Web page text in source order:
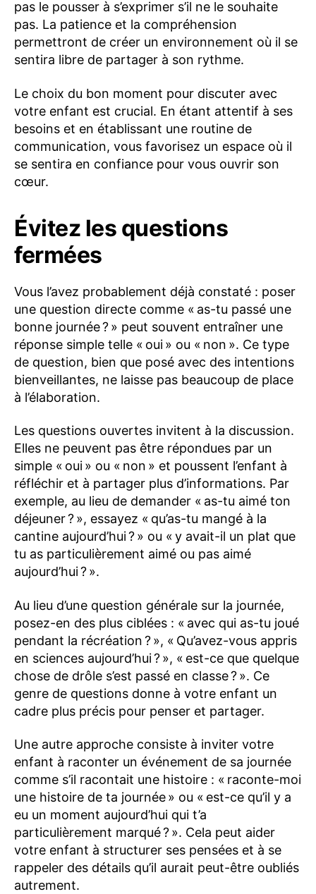
pas le pousser à s’exprimer s’il ne le souhaite
pas. La patience et la compréhension
permettront de créer un environnement où il se
sentira libre de partager à son rythme.
Le choix du bon moment pour discuter avec
votre enfant est crucial. En étant attentif à ses
besoins et en établissant une routine de
communication, vous favorisez un espace où il
se sentira en confiance pour vous ouvrir son
cœur.
Évitez les questions
fermées
Vous l’avez probablement déjà constaté : poser
une question directe comme « as-tu passé une
bonne journée ? » peut souvent entraîner une
réponse simple telle « oui » ou « non ». Ce type
de question, bien que posé avec des intentions
bienveillantes, ne laisse pas beaucoup de place
à l’élaboration.
Les questions ouvertes invitent à la discussion.
Elles ne peuvent pas être répondues par un
simple « oui » ou « non » et poussent l’enfant à
réfléchir et à partager plus d’informations. Par
exemple, au lieu de demander « as-tu aimé ton
déjeuner ? », essayez « qu’as-tu mangé à la
cantine aujourd’hui ? » ou « y avait-il un plat que
tu as particulièrement aimé ou pas aimé
aujourd’hui ? ».
Au lieu d’une question générale sur la journée,
posez-en des plus ciblées : « avec qui as-tu joué
pendant la récréation ? », « Qu’avez-vous appris
en sciences aujourd’hui ? », « est-ce que quelque
chose de drôle s’est passé en classe ? ». Ce
genre de questions donne à votre enfant un
cadre plus précis pour penser et partager.
Une autre approche consiste à inviter votre
enfant à raconter un événement de sa journée
comme s’il racontait une histoire : « raconte-moi
une histoire de ta journée » ou « est-ce qu’il y a
eu un moment aujourd’hui qui t’a
particulièrement marqué ? ». Cela peut aider
votre enfant à structurer ses pensées et à se
rappeler des détails qu’il aurait peut-être oubliés
autrement.